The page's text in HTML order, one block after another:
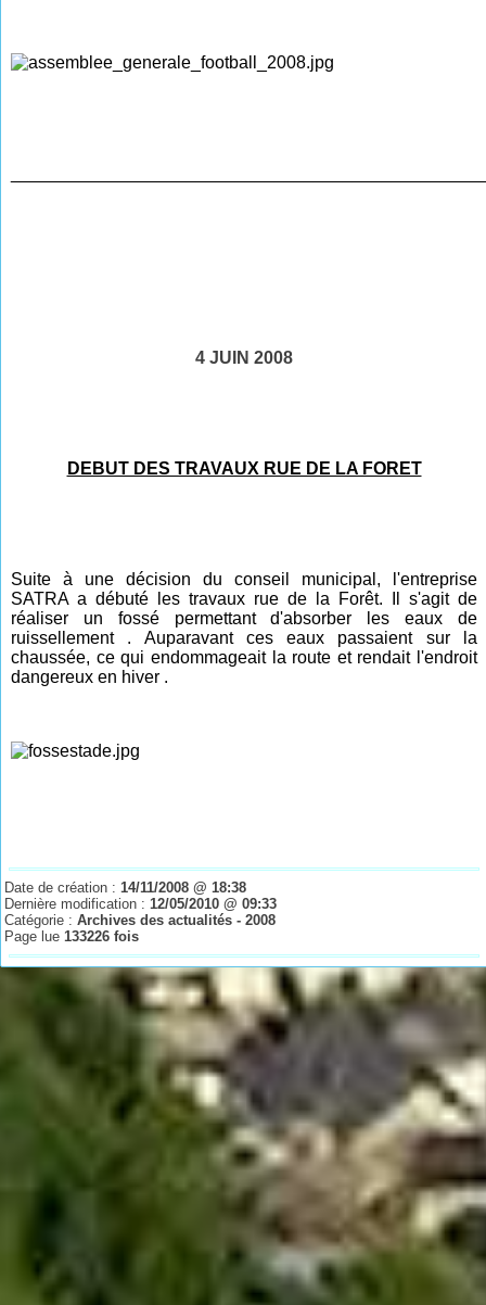
4 JUIN 2008
DEBUT DES TRAVAUX RUE DE LA FORET
Suite à une décision du conseil municipal, l'entreprise
SATRA a débuté les travaux rue de la Forêt. Il s'agit de
réaliser un fossé permettant d'absorber les eaux de
ruissellement . Auparavant ces eaux passaient sur la
chaussée, ce qui endommageait la route et rendait l'endroit
dangereux en hiver .
Date de création :14/11/2008 @ 18:38
Dernière modification :12/05/2010 @ 09:33
Catégorie :Archives des actualités - 2008
Page lue133226 fois